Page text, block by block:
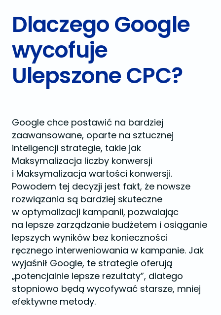
Dlaczego Google
wycofuje
Ulepszone CPC?
Google chce postawić na bardziej
zaawansowane, oparte na sztucznej
inteligencji strategie, takie jak
Maksymalizacja liczby konwersji
i Maksymalizacja wartości konwersji.
Powodem tej decyzji jest fakt, że nowsze
rozwiązania są bardziej skuteczne
w optymalizacji kampanii, pozwalając
na lepsze zarządzanie budżetem i osiąganie
lepszych wyników bez konieczności
ręcznego interweniowania w kampanie. Jak
wyjaśnił Google, te strategie oferują
„potencjalnie lepsze rezultaty”, dlatego
stopniowo będą wycofywać starsze, mniej
efektywne metody​.